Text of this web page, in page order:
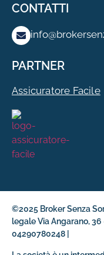
CONTATTI
PARTNER
Assicuratore Facile
©2025 Broker Senza
legale Via Angarano, 36
04290780248 |